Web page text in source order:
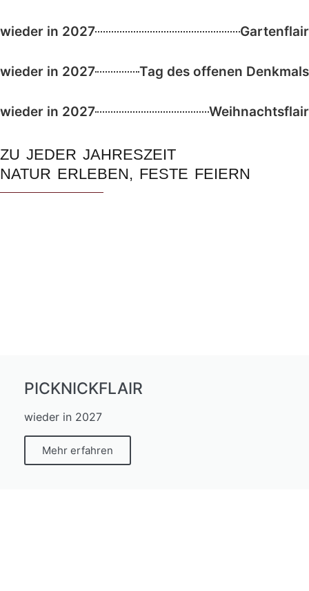
wieder in 2027 Gartenflair
wieder in 2027 Tag des offenen Denkmals
wieder in 2027 Weihnachtsflair
ZU JEDER JAHRESZEIT
NATUR ERLEBEN, FESTE FEIERN
PICKNICKFLAIR
wieder in 2027
Mehr erfahren